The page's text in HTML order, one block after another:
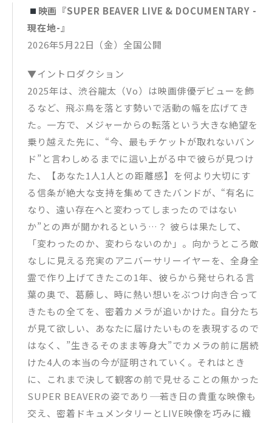
映画『SUPER BEAVER LIVE & DOCUMENTARY -
現在地-』
2026年5月22日（金）全国公開
▼イントロダクション
2025年は、渋谷龍太（Vo）は映画俳優デビューを飾
るなど、飛ぶ鳥を落とす勢いで活動の幅を広げてき
た。一方で、メジャーからの転落という大きな絶望を
乗り越えた先に、“今、最もチケットが取れないバン
ド”と言わしめるまでに這い上がる中で彼らが見つけ
た、【あなた1人1人との距離感】を何より大切にす
る信条が絶大な支持を集めてきたバンドが、“有名に
なり、遠い存在へと変わってしまったのではない
か”との声が聞かれるという…？ 彼らは果たして、
「変わったのか、変わらないのか」。向かうところ敵
なしに見える充実のアニバーサリーイヤーを、全身全
霊で作り上げてきたこの1年、彼らから発せられる言
葉の奥で、葛藤し、時に熱い想いをぶつけ向き合って
きたもの全てを、密着カメラが追いかけた。自分たち
が見て欲しい、あなたに届けたいものを表現するので
はなく、”生きるそのまま等身大”でカメラの前に居続
けた4人の本当の今が証明されていく。それはとき
に、これまで決して観客の前で見せることの無かった
SUPER BEAVERの姿であり―― 若き日の貴重な映像も
交え、密着ドキュメンタリーとLIVE映像を巧みに織